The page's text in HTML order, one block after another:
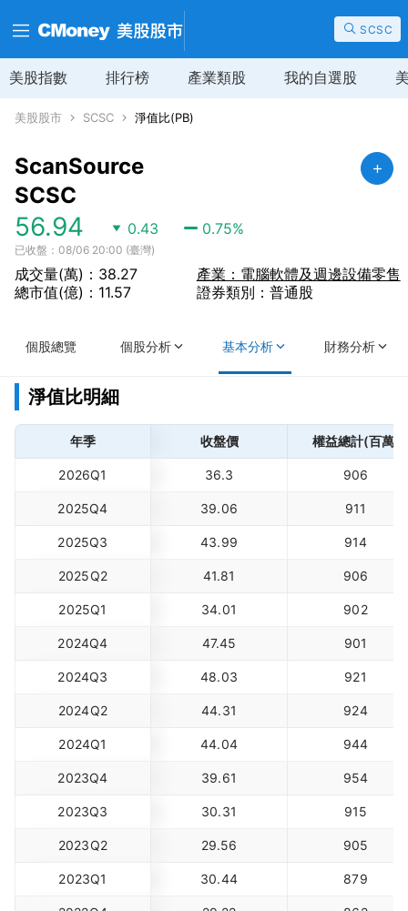
SCSC
美股指數 排行榜 產業類股 我的自選股
美股股市 SCSC 淨值比(PB)
ScanSource
SCSC
56.94 0.43 0.75%
已收盤：08/06 20:00 (臺灣)
成交量(萬)：38.27
總市值(億)：11.57
產業：電腦軟體及週邊設備零售
證券類別：普通股
個股總覽 個股分析 基本分析 財務分析
淨值比明細
年季 收盤價 權益總計(百萬)
2026Q1 36.3 906
2025Q4 39.06 911
2025Q3 43.99 914
2025Q2 41.81 906
2025Q1 34.01 902
2024Q4 47.45 901
2024Q3 48.03 921
2024Q2 44.31 924
2024Q1 44.04 944
2023Q4 39.61 954
2023Q3 30.31 915
2023Q2 29.56 905
2023Q1 30.44 879